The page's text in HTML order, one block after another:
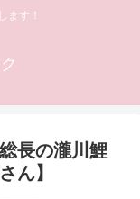
ます！
長の瀧川鯉
ん】